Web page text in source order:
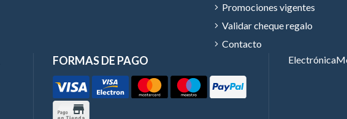
FORMAS DE PAGO
Promociones vigentes
Validar cheque regalo
Contacto
Electrónica